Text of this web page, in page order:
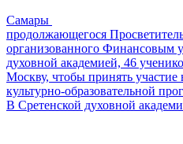
Самары
продолжающегося
организованного Финансовым
духовной академией, 46
Москву, чтобы принять
культурно-образовательной
В Сретенской духовной